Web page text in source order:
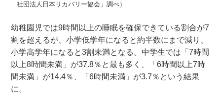
社団法人日本リカバリー協会」調べ）
幼稚園児では9時間以上の睡眠を確保できている割合が7
割を超えるが、小学低学年になると約半数にまで減り、
小学高学年になると3割未満となる。中学生では「7時間
以上8時間未満」が37.8％と最も多く、「6時間以上7時
間未満」が14.4％、「6時間未満」が3.7％という結果
に。